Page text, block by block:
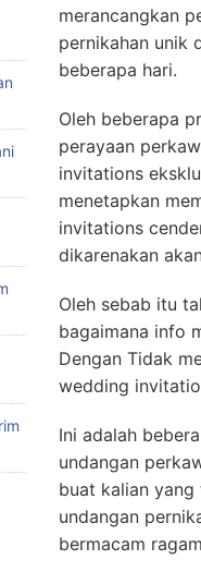
merancangkan
pernikahan unik
beberapa hari.
Oleh beberapa
perayaan
invitations
menetapkan
invitations
dikarenakan
Oleh sebab itu
bagaimana info
Dengan Tidak
wedding
Ini adalah
undangan
buat kalian
undangan
bermacam